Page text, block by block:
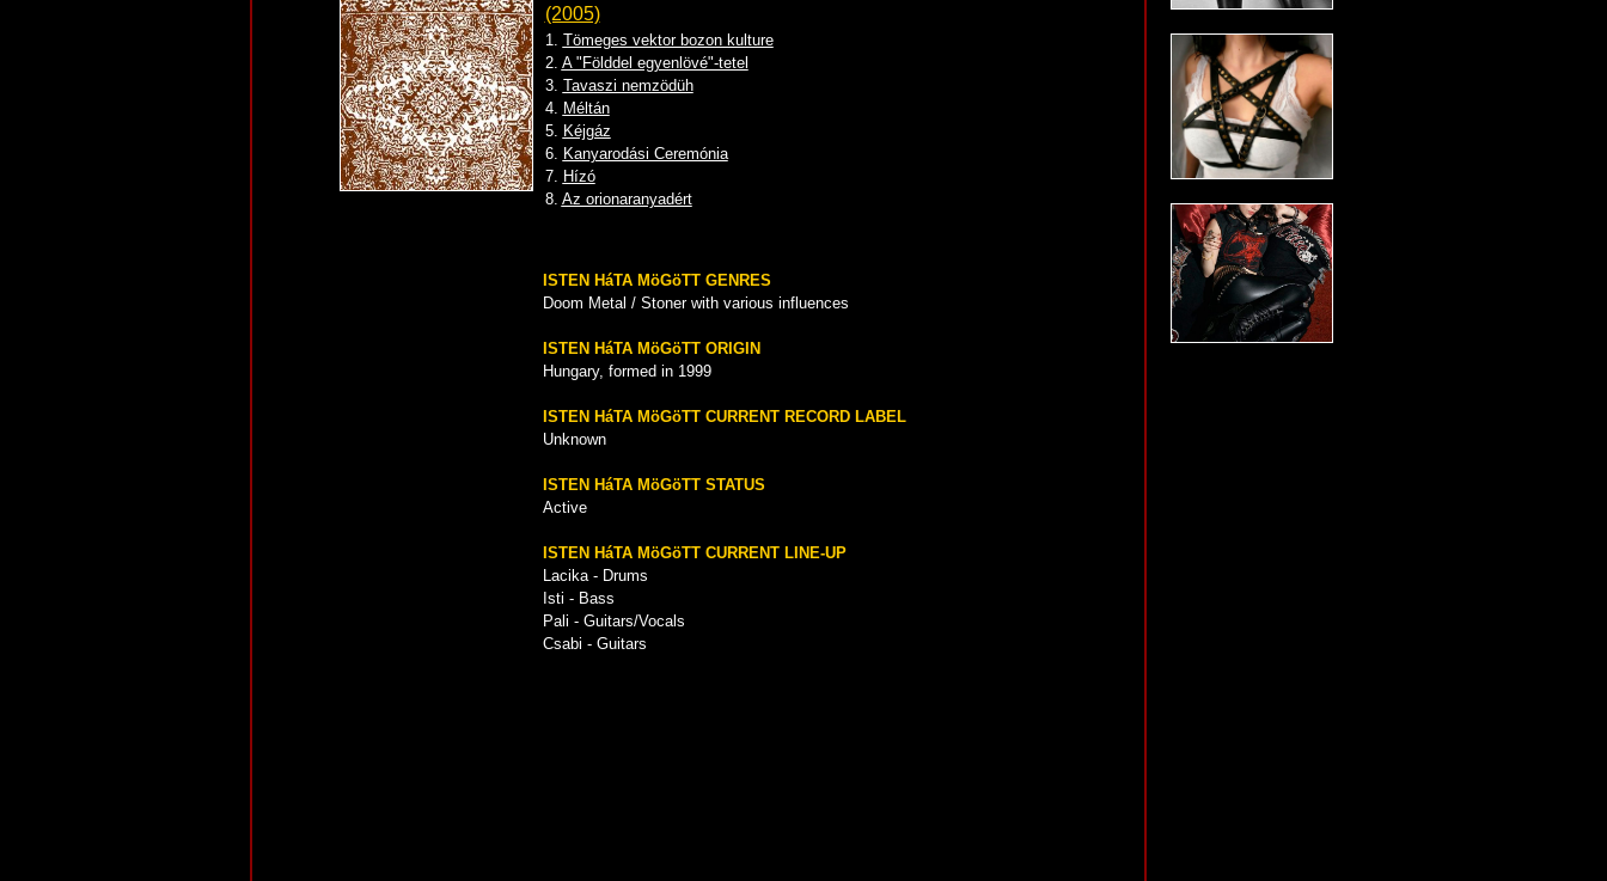
(2005)
1. Tömeges vektor bozon kulture
2. A "Földdel egyenlövé"-tetel
3. Tavaszi nemzödüh
4. Méltán
5. Kéjgáz
6. Kanyarodási Ceremónia
7. Hízó
8. Az orionaranyadért
ISTEN HáTA MöGöTT GENRES
Doom Metal / Stoner with various influences
ISTEN HáTA MöGöTT ORIGIN
Hungary, formed in 1999
ISTEN HáTA MöGöTT CURRENT RECORD LABEL
Unknown
ISTEN HáTA MöGöTT STATUS
Active
ISTEN HáTA MöGöTT CURRENT LINE-UP
Lacika - Drums
Isti - Bass
Pali - Guitars/Vocals
Csabi - Guitars